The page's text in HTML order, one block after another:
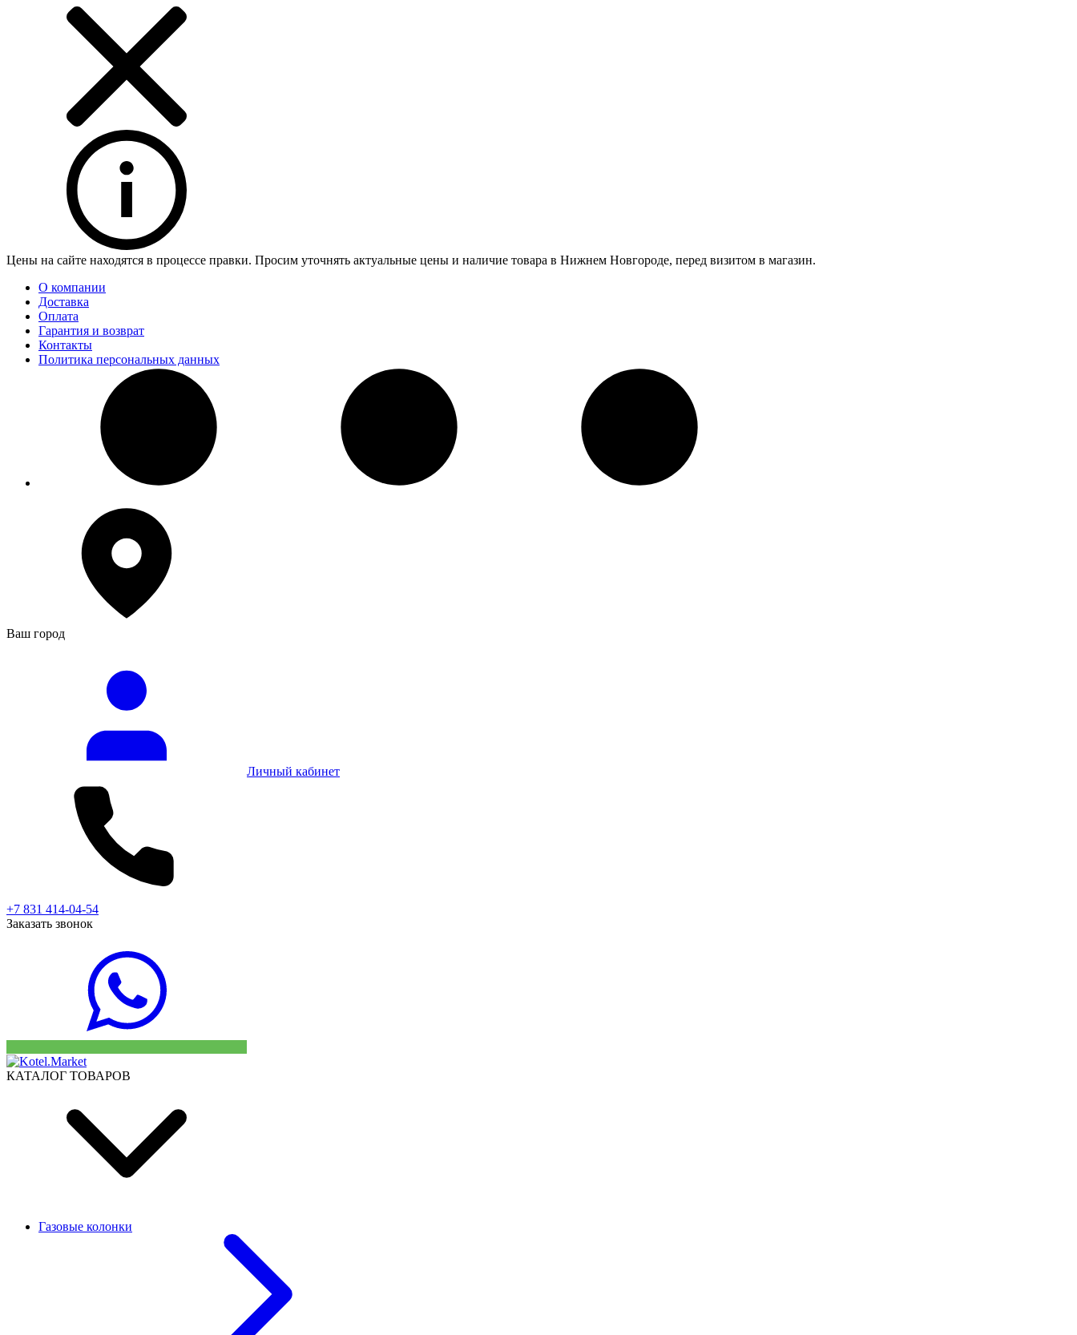
Цены на сайте находятся в процессе правки. Просим уточнять актуальные цены и наличие товара в Нижнем Новгороде, перед визитом в магазин.
О компании
Доставка
Оплата
Гарантия и возврат
Контакты
Политика персональных данных
Ваш город
Личный кабинет
+7 831 414-04-54
Заказать звонок
КАТАЛОГ ТОВАРОВ
Газовые колонки